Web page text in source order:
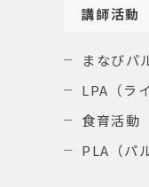
講師活動
まなびパ
LPA（ラ
食育活動
PLA（パ